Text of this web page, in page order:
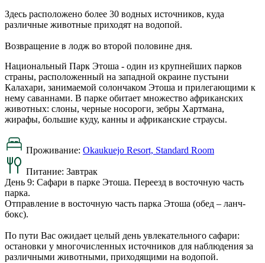
Здесь расположено более 30 водных источников, куда
различные животные приходят на водопой.
Возвращение в лодж во второй половине дня.
Национальный Парк Этоша - один из крупнейших парков
страны, расположенный на западной окраине пустыни
Калахари, занимаемой солончаком Этоша и прилегающими к
нему саваннами. В парке обитает множество африканских
животных: слоны, черные носороги, зебры Хартмана,
жирафы, большие куду, канны и африканские страусы.
Проживание: Okaukuejo Resort, Standard Room
Питание: Завтрак
День 9: Сафари в парке Этоша. Переезд в восточную часть
парка.
Отправление в восточную часть парка Этоша (обед – ланч-
бокс).
По пути Вас ожидает целый день увлекательного сафари:
остановки у многочисленных источников для наблюдения за
различными животными, приходящими на водопой.